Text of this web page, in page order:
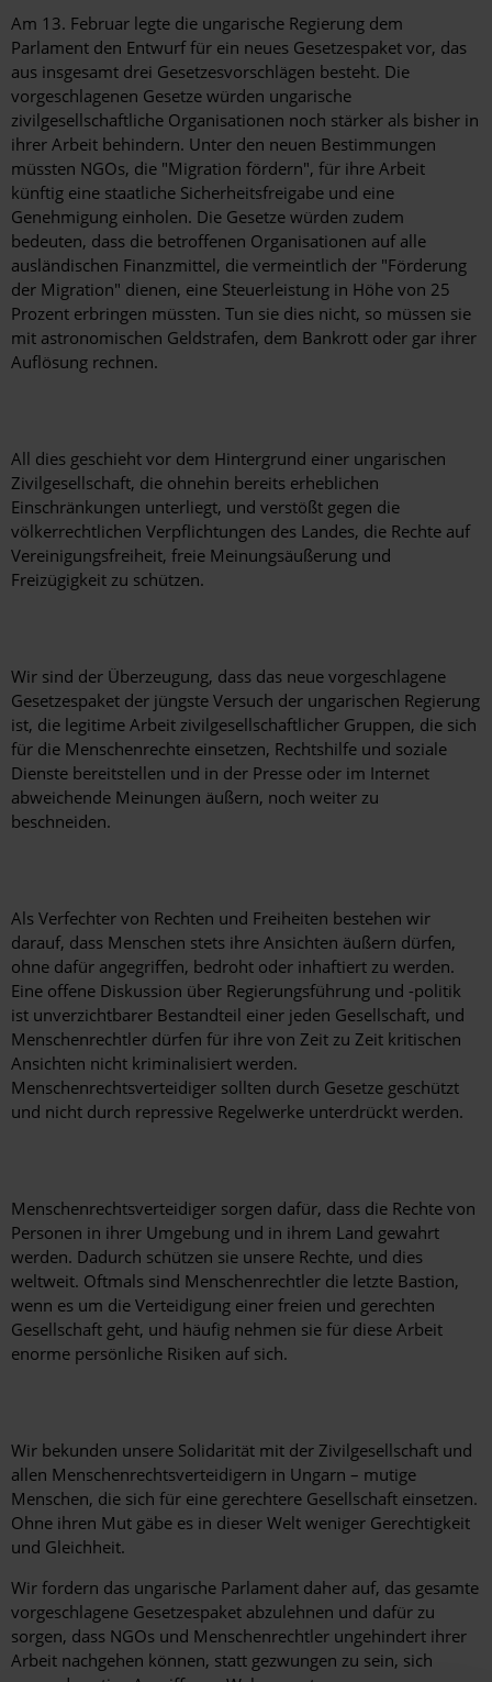
Am 13. Februar legte die ungarische Regierung dem
Parlament den Entwurf für ein neues Gesetzespaket vor, das
aus insgesamt drei Gesetzesvorschlägen besteht. Die
vorgeschlagenen Gesetze würden ungarische
zivilgesellschaftliche Organisationen noch stärker als bisher in
ihrer Arbeit behindern. Unter den neuen Bestimmungen
müssten NGOs, die "Migration fördern", für ihre Arbeit
künftig eine staatliche Sicherheitsfreigabe und eine
Genehmigung einholen. Die Gesetze würden zudem
bedeuten, dass die betroffenen Organisationen auf alle
ausländischen Finanzmittel, die vermeintlich der "Förderung
der Migration" dienen, eine Steuerleistung in Höhe von 25
Prozent erbringen müssten. Tun sie dies nicht, so müssen sie
mit astronomischen Geldstrafen, dem Bankrott oder gar ihrer
Auflösung rechnen.
All dies geschieht vor dem Hintergrund einer ungarischen
Zivilgesellschaft, die ohnehin bereits erheblichen
Einschränkungen unterliegt, und verstößt gegen die
völkerrechtlichen Verpflichtungen des Landes, die Rechte auf
Vereinigungsfreiheit, freie Meinungsäußerung und
Freizügigkeit zu schützen.
Wir sind der Überzeugung, dass das neue vorgeschlagene
Gesetzespaket der jüngste Versuch der ungarischen Regierung
ist, die legitime Arbeit zivilgesellschaftlicher Gruppen, die sich
für die Menschenrechte einsetzen, Rechtshilfe und soziale
Dienste bereitstellen und in der Presse oder im Internet
abweichende Meinungen äußern, noch weiter zu
beschneiden.
Als Verfechter von Rechten und Freiheiten bestehen wir
darauf, dass Menschen stets ihre Ansichten äußern dürfen,
ohne dafür angegriffen, bedroht oder inhaftiert zu werden.
Eine offene Diskussion über Regierungsführung und -politik
ist unverzichtbarer Bestandteil einer jeden Gesellschaft, und
Menschenrechtler dürfen für ihre von Zeit zu Zeit kritischen
Ansichten nicht kriminalisiert werden.
Menschenrechtsverteidiger sollten durch Gesetze geschützt
und nicht durch repressive Regelwerke unterdrückt werden.
Menschenrechtsverteidiger sorgen dafür, dass die Rechte von
Personen in ihrer Umgebung und in ihrem Land gewahrt
werden. Dadurch schützen sie unsere Rechte, und dies
weltweit. Oftmals sind Menschenrechtler die letzte Bastion,
wenn es um die Verteidigung einer freien und gerechten
Gesellschaft geht, und häufig nehmen sie für diese Arbeit
enorme persönliche Risiken auf sich.
Wir bekunden unsere Solidarität mit der Zivilgesellschaft und
allen Menschenrechtsverteidigern in Ungarn – mutige
Menschen, die sich für eine gerechtere Gesellschaft einsetzen.
Ohne ihren Mut gäbe es in dieser Welt weniger Gerechtigkeit
und Gleichheit.
Wir fordern das ungarische Parlament daher auf, das gesamte
vorgeschlagene Gesetzespaket abzulehnen und dafür zu
sorgen, dass NGOs und Menschenrechtler ungehindert ihrer
Arbeit nachgehen können, statt gezwungen zu sein, sich